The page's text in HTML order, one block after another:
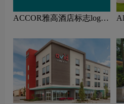
ACCOR雅高酒店标志logo